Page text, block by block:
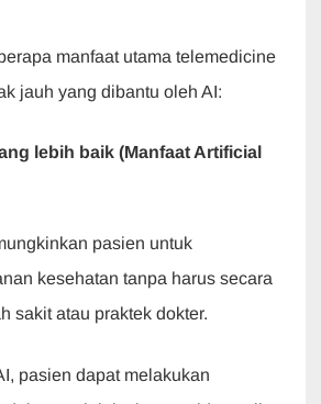
manfaat utama telemedicine
jauh yang dibantu oleh AI:
lebih baik (Manfaat Artificial
pasien untuk
kesehatan tanpa harus secara
sakit atau praktek dokter.
pasien dapat melakukan